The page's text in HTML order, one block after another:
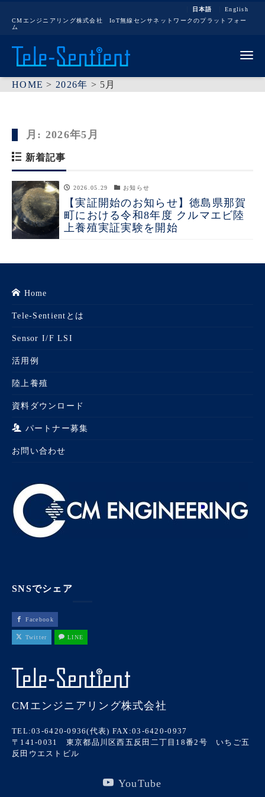
日本語
English
CMエンジニアリング株式会社 IoT無線センサネットワークのプラットフォー
ム
HOME > 2026年 > 5月
月: 2026年5月
新着記事
2026.05.29 お知らせ
【実証開始のお知らせ】徳島県那賀
町における令和8年度 クルマエビ陸
上養殖実証実験を開始
Home
Tele-Sentientとは
Sensor I/F LSI
活用例
陸上養殖
資料ダウンロード
パートナー募集
お問い合わせ
SNSでシェア
Facebook
Twitter LINE
CMエンジニアリング株式会社
TEL:03-6420-0936(代表) FAX:03-6420-0937
〒141-0031 東京都品川区西五反田二丁目18番2号 いちご五
反田ウエストビル
YouTube